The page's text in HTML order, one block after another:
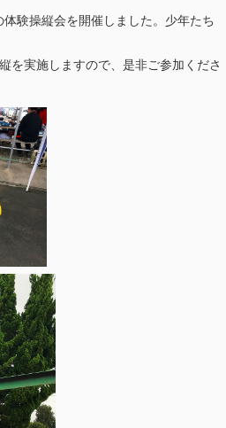
験操縦会を開催しました。少年たち
を実施しますので、是非ご参加くださ